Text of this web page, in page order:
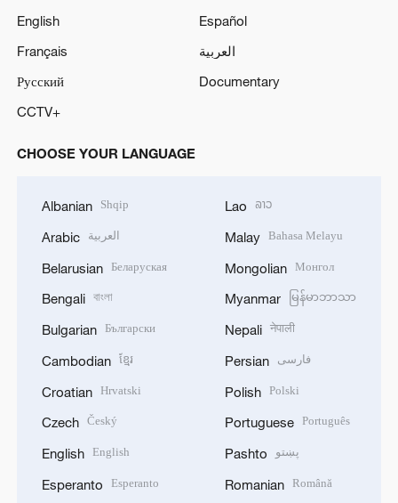
English
Español
Français
العربية
Русский
Documentary
CCTV+
CHOOSE YOUR LANGUAGE
Albanian Shqip
Arabic العربية
Belarusian Беларуская
Bengali বাংলা
Bulgarian Български
Cambodian ខ្មែរ
Croatian Hrvatski
Czech Český
English English
Esperanto Esperanto
Lao ລາວ
Malay Bahasa Melayu
Mongolian Монгол
Myanmar မြန်မာဘာသာ
Nepali नेपाली
Persian فارسی
Polish Polski
Portuguese Português
Pashto پښتو
Romanian Română